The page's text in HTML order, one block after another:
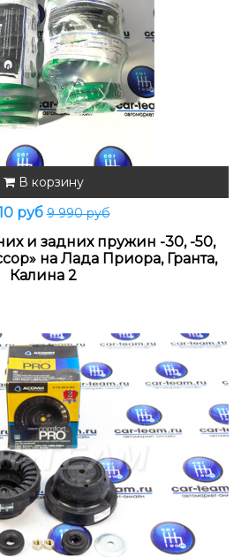
В корзину
руб9 990 руб
и задних пружин -30, -50,
на Лада Приора, Гранта,
Калина 2